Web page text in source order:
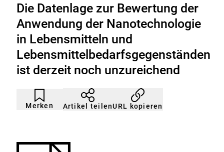
Die Datenlage zur Bewertung der
Anwendung der Nanotechnologie
in Lebensmitteln und
Lebensmittelbedarfsgegenständen
ist derzeit noch unzureichend
Merken
Artikel
nicht
gemerkt
Durch
Klicken
der
Artikel teilenURL kopieren